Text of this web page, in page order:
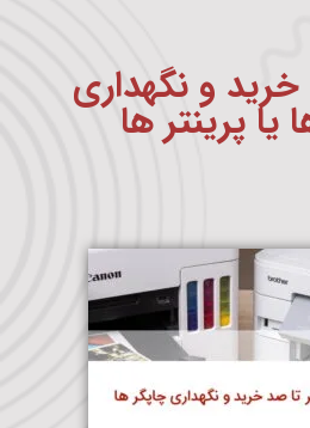
و نگهداری
یا پرینتر ها